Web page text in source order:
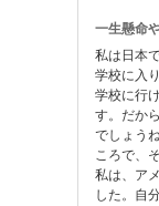
一生懸命
私は日本
学校に入
学校に行
す。だか
でしょう
ころで、
私は、ア
した。自